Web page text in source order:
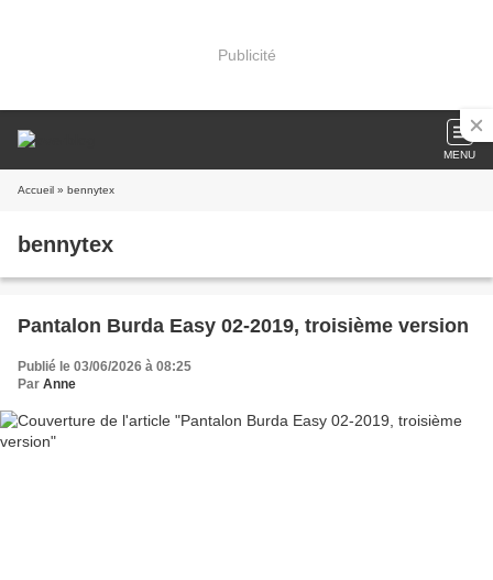
Publicité
MENU
Accueil » bennytex
bennytex
Pantalon Burda Easy 02-2019, troisième version
Publié le 03/06/2026 à 08:25
Par Anne